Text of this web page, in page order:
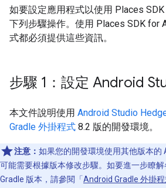
如要設定應用程式以使用 Places
下列步驟操作。使用 Places SDK for
式都必須提供這些資訊。
步驟 1：設定 Android
本文件說明使用 Android Studio
Gradle 外掛程式 8.2 版的開發環境。
注意： 如果您的開發環境使用其他版本的
可能需要根據版本修改步驟。如要進一步瞭
Gradle 版本，請參閱「 Android Gradle 外掛